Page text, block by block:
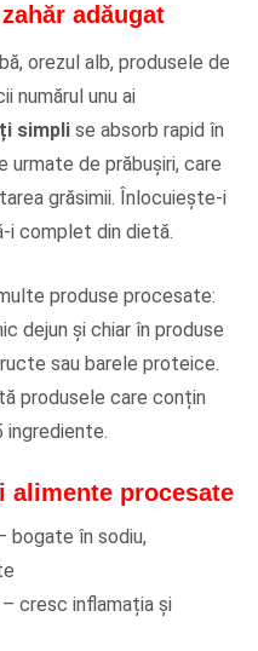
adăugat
orezul alb, produsele de
numărul unu ai
simpli se absorb rapid în
urmate de prăbușiri, care
grăsimii. Înlocuiește-i
i complet din dietă.
produse procesate:
dejun și chiar în produse
sau barele proteice.
produsele care conțin
ingrediente.
alimente procesate
bogate în sodiu,
cresc inflamația și